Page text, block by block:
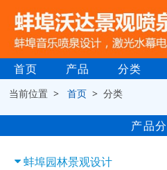
首页 产品 分类
当前位置 >首页 > 分类
产品
蚌埠园林景观设计